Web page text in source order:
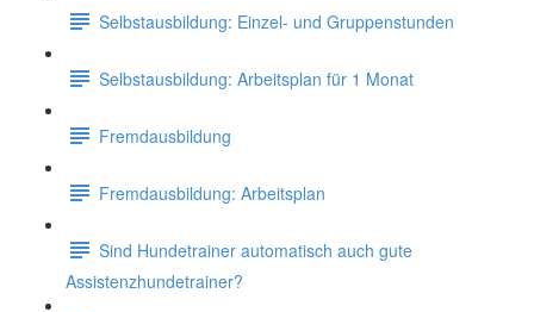
Selbstausbildung: Einzel- und Gruppenstunden
Selbstausbildung: Arbeitsplan für 1 Monat
Fremdausbildung
Fremdausbildung: Arbeitsplan
Sind Hundetrainer automatisch auch gute
Assistenzhundetrainer?